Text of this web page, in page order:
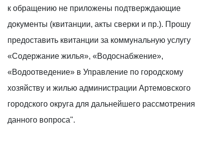
к обращению не приложены подтверждающие
документы (квитанции, акты сверки и пр.). Прошу
предоставить квитанции за коммунальную услугу
«Содержание жилья», «Водоснабжение»,
«Водоотведение» в Управление по городскому
хозяйству и жилью администрации Артемовского
городского округа для дальнейшего рассмотрения
данного вопроса".